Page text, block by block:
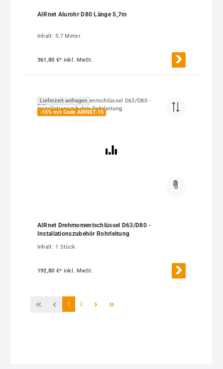
AIRnet Alurohr D80 Länge 5,7m
Inhalt: 5.7 Meter
361,80 €* inkl. MwSt.
Lieferzeit anfragen
-15% mit Code AIRNET-15
AIRnet Drehmomentschlüssel D63/D80 -
Installationszubehör Rohrleitung
Inhalt: 1 Stück
192,80 €* inkl. MwSt.
Seite
1 Seite
2